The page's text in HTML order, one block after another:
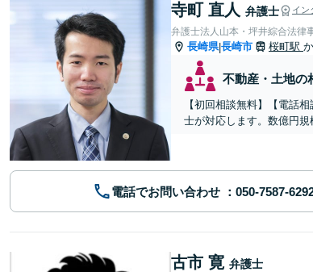
寺町 直人 弁護士 イン
弁護士法人山本・坪井綜合法律
長崎県|長崎市 桜町駅
不動産・土地の
【初回相談無料】【電話
士が対応します。数億円
電話でお問い合わせ
古市 寛 弁護士